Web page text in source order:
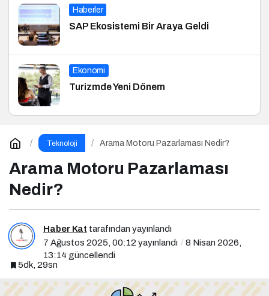
Haberler
SAP Ekosistemi Bir Araya Geldi
Ekonomi
Turizmde Yeni Dönem
Teknoloji Arama Motoru Pazarlaması Nedir?
Arama Motoru Pazarlaması
Nedir?
Haber Kat tarafından yayınlandı
7 Ağustos 2025, 00:12 yayınlandı
8 Nisan 2026,
13:14 güncellendi
5dk, 29sn